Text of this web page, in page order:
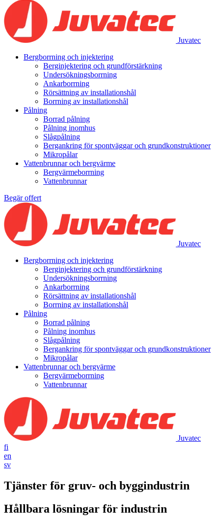
Juvatec
Bergborrning och injektering
Berginjektering och grundförstärkning
Undersökningsborrning
Ankarborrning
Rörsättning av installationshål
Borrning av installationshål
Pålning
Borrad pålning
Pålning inomhus
Slågpålning
Bergankring för spontväggar och grundkonstruktioner
Mikropålar
Vattenbrunnar och bergvärme
Bergvärmeborrning
Vattenbrunnar
Begär offert
Juvatec
Bergborrning och injektering
Berginjektering och grundförstärkning
Undersökningsborrning
Ankarborrning
Rörsättning av installationshål
Borrning av installationshål
Pålning
Borrad pålning
Pålning inomhus
Slågpålning
Bergankring för spontväggar och grundkonstruktioner
Mikropålar
Vattenbrunnar och bergvärme
Bergvärmeborrning
Vattenbrunnar
Juvatec
fi
en
sv
Tjänster för gruv- och byggindustrin
Hållbara lösningar för industrin